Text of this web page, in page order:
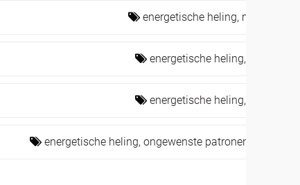
energetische heling, massage,
energetische heling,
energetische heling,
energetische heling, ongewenste patronen loslaten,